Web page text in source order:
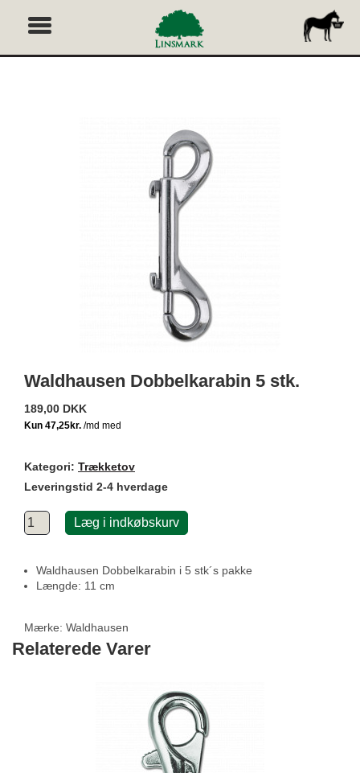
Waldhausen Dobbelkarabin 5 stk.
189,00 DKK
Kategori: Trækketov
Leveringstid 2-4 hverdage
Læg i indkøbskurv
Waldhausen Dobbelkarabin i 5 stk´s pakke
Længde: 11 cm
Mærke: Waldhausen
Relaterede Varer